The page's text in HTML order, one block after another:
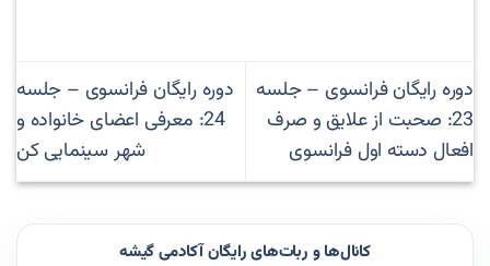
دوره رایگان فرانسوی – جلسه
23: صحبت از علایق و صرف
افعال دسته اول فرانسوی
دوره رایگان فرانسوی – جلسه
24: معرفی اعضای خانواده و
شهر سینمایی کن
کانال‌ها و ربات‌های رایگان آکادمی گیشه